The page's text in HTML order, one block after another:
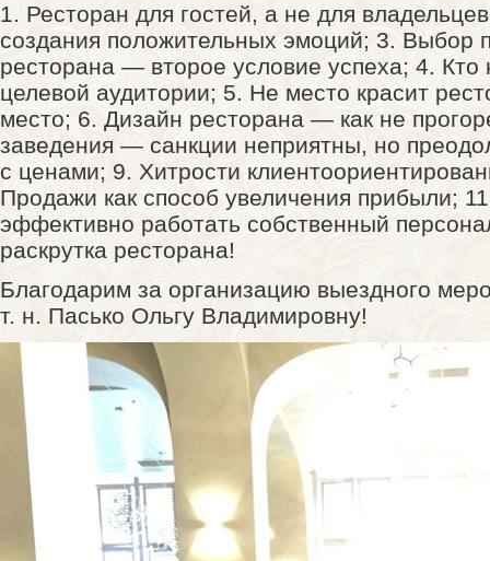
1. Ресторан для гостей, а не для
создания положительных эмоций; 3. Выбор
ресторана — второе условие успеха; 4.
целевой аудитории; 5. Не место красит
место; 6. Дизайн ресторана — как не
заведения — санкции неприятны, но
с ценами; 9. Хитрости
Продажи как способ увеличения прибыли;
эффективно работать собственный
раскрутка ресторана!
Благодарим за организацию выездного
т. н. Пасько Ольгу Владимировну!